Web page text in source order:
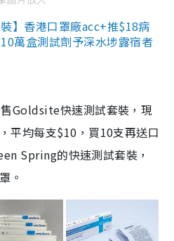
】香港口罩廠acc+推$18病
萬盒測試劑予深水埗露宿者
Goldsite快速測試套裝，現
平均每支$10，買10支再送口
Spring的快速測試套裝，
。